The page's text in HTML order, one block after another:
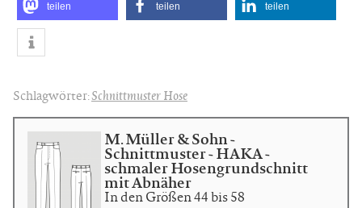
teilen teilen teilen
Schlagwörter:Schnittmuster Hose
M. Müller & Sohn -
Schnittmuster - HAKA -
schmaler Hosengrundschnitt
mit Abnäher
In den Größen 44 bis 58